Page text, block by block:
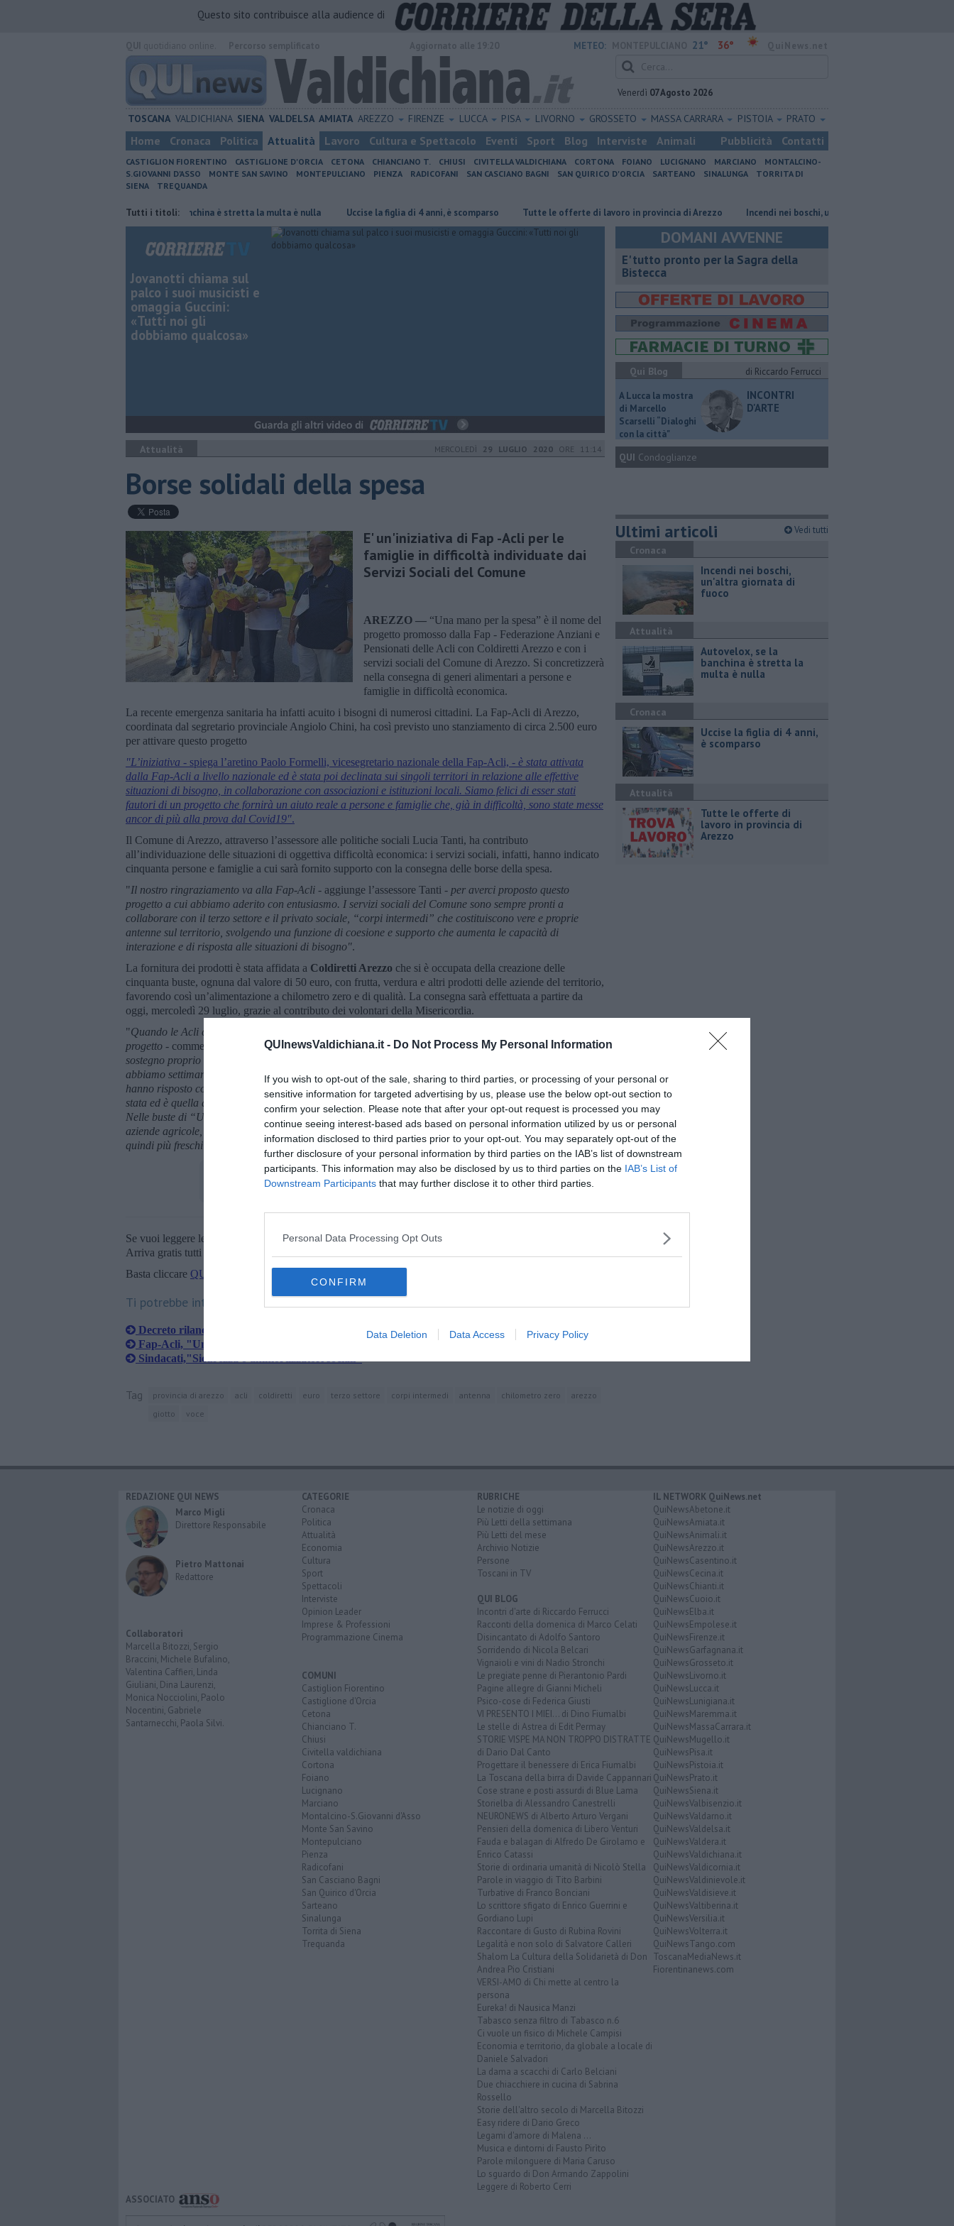
QUInewsValdichiana.it - Do Not Process My Personal Information
If you wish to opt-out of the sale, sharing to third parties, or processing of your personal or
sensitive information for targeted advertising by us, please use the below opt-out section to
confirm your selection. Please note that after your opt-out request is processed you may
continue seeing interest-based ads based on personal information utilized by us or personal
information disclosed to third parties prior to your opt-out. You may separately opt-out of the
further disclosure of your personal information by third parties on the IAB’s list of downstream
participants. This information may also be disclosed by us to third parties on the IAB’s List of
Downstream Participants that may further disclose it to other third parties.
Personal Data Processing Opt Outs
CONFIRM
Data Deletion Data Access Privacy Policy
Questo sito contribuisce alla audience di
METEO: 21° 36°
Venerdì 07 Agosto 2026
TOSCANA VALDICHIANA SIENA VALDELSA AMIATA AREZZO FIRENZE LUCCA PISA LIVORNO GROSSETO MASSA CARRARA PISTOIA PRATO
Home Cronaca Politica Attualità Lavoro Cultura e Spettacolo Eventi Sport Blog Interviste Animali Pubblicità Contatti
CASTIGLION FIORENTINO CASTIGLIONE D'ORCIA CETONA CHIANCIANO T. CHIUSI CIVITELLA VALDICHIANA CORTONA FOIANO LUCIGNANO MARCIANO
MONTALCINO-
S.GIOVANNI D'ASSO
MONTE SAN SAVINO MONTEPULCIANO PIENZA RADICOFANI SAN CASCIANO BAGNI SAN QUIRICO D'ORCIA SARTEANO SINALUNGA
TORRITA DI
SIENA
TREQUANDA
Tutti i titoli:
Autovelox, se la banchina è stretta la multa è nulla Uccise la figlia di 4 anni, è scomparso ​Tutte le offerte di lavoro in provincia di Arezzo Incendi nei boschi, un'altra giornata di fuoco
Jovanotti chiama sul
palco i suoi musicisti e
omaggia Guccini:
«Tutti noi gli
dobbiamo qualcosa»
Attualità MERCOLEDÌ 29 LUGLIO 2020 ORE 11:14
Borse solidali della spesa
E' un'iniziativa di Fap -Acli per le
famiglie in difficoltà individuate dai
Servizi Sociali del Comune
AREZZO — “Una mano per la spesa” è il nome del
progetto promosso dalla Fap - Federazione Anziani e
Pensionati delle Acli con Coldiretti Arezzo e con i
servizi sociali del Comune di Arezzo. Si concretizzerà
nella consegna di generi alimentari a persone e
famiglie in difficoltà economica.
La recente emergenza sanitaria ha infatti acuito i bisogni di numerosi cittadini. La Fap-Acli di Arezzo,
coordinata dal segretario provinciale Angiolo Chini, ha così previsto uno stanziamento di circa 2.500 euro
per attivare questo progetto
"L’iniziativa - spiega l’aretino Paolo Formelli, vicesegretario nazionale della Fap-Acli, - è stata attivata
dalla Fap-Acli a livello nazionale ed è stata poi declinata sui singoli territori in relazione alle effettive
situazioni di bisogno, in collaborazione con associazioni e istituzioni locali. Siamo felici di esser stati
fautori di un progetto che fornirà un aiuto reale a persone e famiglie che, già in difficoltà, sono state messe
ancor di più alla prova dal Covid19".
Il Comune di Arezzo, attraverso l’assessore alle politiche sociali Lucia Tanti, ha contributo
all’individuazione delle situazioni di oggettiva difficoltà economica: i servizi sociali, infatti, hanno indicato
cinquanta persone e famiglie a cui sarà fornito supporto con la consegna delle borse della spesa.
"Il nostro ringraziamento va alla Fap-Acli - aggiunge l’assessore Tanti - per averci proposto questo
progetto a cui abbiamo aderito con entusiasmo. I servizi sociali del Comune sono sempre pronti a
collaborare con il terzo settore e il privato sociale, “corpi intermedi” che costituiscono vere e proprie
antenne sul territorio, svolgendo una funzione di coesione e supporto che aumenta le capacità di
interazione e di risposta alle situazioni di bisogno".
La fornitura dei prodotti è stata affidata a Coldiretti Arezzo che si è occupata della creazione delle
cinquanta buste, ognuna dal valore di 50 euro, con frutta, verdura e altri prodotti delle aziende del territorio,
favorendo così un’alimentazione a chilometro zero e di qualità. La consegna sarà effettuata a partire da
oggi, mercoledì 29 luglio, grazie al contributo dei volontari della Misericordia.
"Quando le Acli ci hanno contattato, ci siamo subito attivati per collaborare insieme fattivamente a questo
progetto - commenta Lidia Castellucci, presidente di Coldiretti Arezzo -e ci teniamo a far partire il nostro
sostegno proprio dalla sede del mercato di Campagna Amica di piazza Giotto, uno dei due mercati che
abbiamo settimanalmente in città, insieme a quello di via Spallanzani. I nostri mercati in questi ultimi mesi
hanno risposto con una voce univoca alle difficoltà che siamo stati chiamati a fronteggiare, e la voce è
stata ed è quella della solidarietà che porta ancora Arezzo ad essere eccellenza nel suo saper fare rete.
Nelle buste di “Una mano per la spesa” tutti prodotti locali, stagionali e a chilometro zero delle nostre
aziende agricole, che non devono percorrere grandi distanze prima di giungere a destinazione e sono
quindi più freschi".
Se vuoi leggere le notizie principali della Toscana iscriviti allaNewsletter QUInews - ToscanaMedia.
Arriva gratis tutti i giorni alle 20:00 direttamente nella tua casella di posta.
Basta cliccare QUI
Ti potrebbe interessare anche:
Decreto rilancio, Acli in prima linea
Fap-Acli, "Una mano per la spesa"
Sindacati,"Sicurezza o ammortizzatori sociali"
Tag provincia di arezzo acli coldiretti euro terzo settore corpi intermedi antenna chilometro zero
arezzo
giotto
voce
DOMANI AVVENNE
E' tutto pronto per la Sagra della
Bistecca
Qui Blog
di Riccardo Ferrucci
A Lucca la mostra
di Marcello
Scarselli “Dialoghi
con la città"
INCONTRI
D'ARTE
QUI Condoglianze
Ultimi articoli Vedi tutti
Cronaca
Incendi nei boschi,
un'altra giornata di
fuoco
Attualità
Autovelox, se la
banchina è stretta la
multa è nulla
Cronaca
Uccise la figlia di 4 anni,
è scomparso
Attualità
​Tutte le offerte di
lavoro in provincia di
Arezzo
REDAZIONE QUI NEWS
Marco Migli
Direttore Responsabile
Pietro Mattonai
Redattore
Collaboratori
Marcella Bitozzi, Sergio
Braccini, Michele Bufalino,
Valentina Caffieri, Linda
Giuliani, Dina Laurenzi,
Monica Nocciolini, Paolo
Nocentini, Gabriele
Santarnecchi, Paola Silvi.
CATEGORIE
Cronaca
Politica
Attualità
Economia
Cultura
Sport
Spettacoli
Interviste
Opinion Leader
Imprese & Professioni
Programmazione Cinema
COMUNI
Castiglion Fiorentino
Castiglione d'Orcia
Cetona
Chianciano T.
Chiusi
Civitella valdichiana
Cortona
Foiano
Lucignano
Marciano
Montalcino-S.Giovanni d'Asso
Monte San Savino
Montepulciano
Pienza
Radicofani
San Casciano Bagni
San Quirico d'Orcia
Sarteano
Sinalunga
Torrita di Siena
Trequanda
RUBRICHE
Le notizie di oggi
Più Letti della settimana
Più Letti del mese
Archivio Notizie
Persone
Toscani in TV
QUI BLOG
Incontri d'arte di Riccardo Ferrucci
Racconti della domenica di Marco Celati
Disincantato di Adolfo Santoro
Sorridendo di Nicola Belcari
Vignaioli e vini di Nadio Stronchi
Le pregiate penne di Pierantonio Pardi
Pagine allegre di Gianni Micheli
Psico-cose di Federica Giusti
VI PRESENTO I MIEI... di Dino Fiumalbi
Le stelle di Astrea di Edit Permay
STORIE VISPE MA NON TROPPO DISTRATTE
di Dario Dal Canto
Progettare il benessere di Erica Fiumalbi
La Toscana della birra di Davide Cappannari
Cose strane e posti assurdi di Blue Lama
Storielba di Alessandro Canestrelli
NEURONEWS di Alberto Arturo Vergani
Pensieri della domenica di Libero Venturi
Fauda e balagan di Alfredo De Girolamo e
Enrico Catassi
Storie di ordinaria umanità di Nicolò Stella
Parole in viaggio di Tito Barbini
Turbative di Franco Bonciani
Lo scrittore sfigato di Enrico Guerrini e
Gordiano Lupi
Raccontare di Gusto di Rubina Rovini
Legalità e non solo di Salvatore Calleri
Shalom La Cultura della Solidarietà di Don
Andrea Pio Cristiani
VERSI-AMO di Chi mette al centro la
persona
Eureka! di Nausica Manzi
Tabasco senza filtro di Tabasco n.6
Ci vuole un fisico di Michele Campisi
Economia e territorio, da globale a locale di
Daniele Salvadori
La dama a scacchi di Carlo Belciani
Due chiacchiere in cucina di Sabrina
Rossello
Storie dell'altro secolo di Marcella Bitozzi
Easy ridere di Dario Greco
Legami d'amore di Malena ...
Musica e dintorni di Fausto Pirìto
Parole milonguere di Maria Caruso
Lo sguardo di Don Armando Zappolini
Leggere di Roberto Cerri
IL NETWORK QuiNews.net
QuiNewsAbetone.it
QuiNewsAmiata.it
QuiNewsAnimali.it
QuiNewsArezzo.it
QuiNewsCasentino.it
QuiNewsCecina.it
QuiNewsChianti.it
QuiNewsCuoio.it
QuiNewsElba.it
QuiNewsEmpolese.it
QuiNewsFirenze.it
QuiNewsGarfagnana.it
QuiNewsGrosseto.it
QuiNewsLivorno.it
QuiNewsLucca.it
QuiNewsLunigiana.it
QuiNewsMaremma.it
QuiNewsMassaCarrara.it
QuiNewsMugello.it
QuiNewsPisa.it
QuiNewsPistoia.it
QuiNewsPrato.it
QuiNewsSiena.it
QuiNewsValbisenzio.it
QuiNewsValdarno.it
QuiNewsValdelsa.it
QuiNewsValdera.it
QuiNewsValdichiana.it
QuiNewsValdicornia.it
QuiNewsValdinievole.it
QuiNewsValdisieve.it
QuiNewsValtiberina.it
QuiNewsVersilia.it
QuiNewsVolterra.it
QuiNewsTango.com
ToscanaMediaNews.it
Fiorentinanews.com
ASSOCIATO